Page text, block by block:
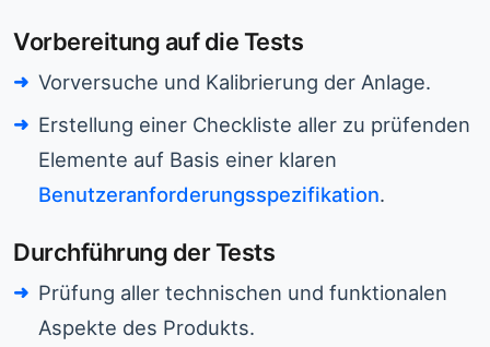
Vorbereitung auf die Tests
Vorversuche und Kalibrierung der Anlage.
Erstellung einer Checkliste aller zu prüfenden
Elemente auf Basis einer klaren
Benutzeranforderungsspezifikation.
Durchführung der Tests
Prüfung aller technischen und funktionalen
Aspekte des Produkts.